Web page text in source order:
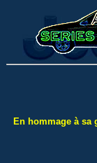
En hommage à